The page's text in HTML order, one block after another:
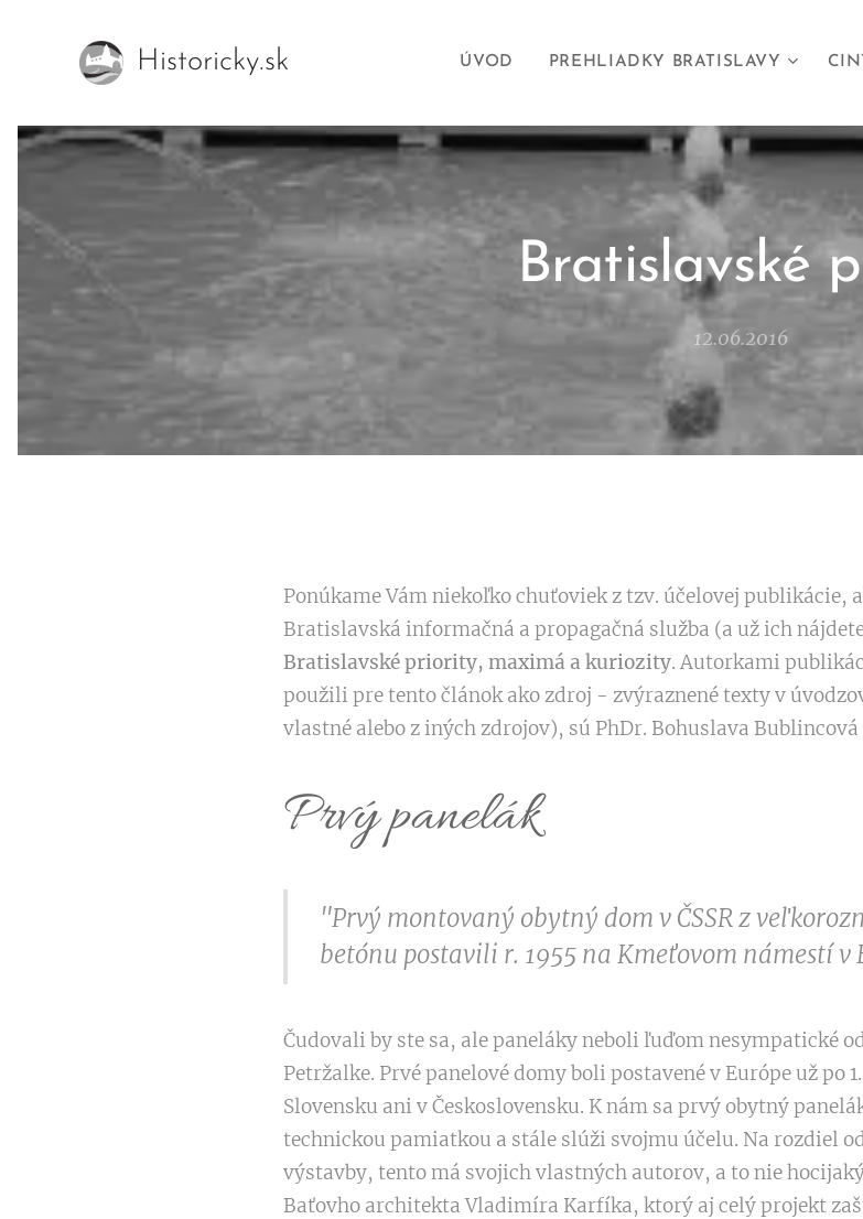
Historicky.sk ÚVOD PREHLIADKY BRATISLAVY
Bratislavské
12.06.2016
Ponúkame Vám niekoľko chuťoviek z tzv. účelovej publikácie,
Bratislavská informačná a propagačná služba (a už ich
Bratislavské priority, maximá a kuriozity. Autorkami
použili pre tento článok ako zdroj - zvýraznené texty v
vlastné alebo z iných zdrojov), sú PhDr. Bohuslava Bublincová
Prvý panelák
"Prvý montovaný obytný dom v ČSSR z
betónu postavili r. 1955 na Kmeťovom námestí v
Čudovali by ste sa, ale paneláky neboli ľuďom nesympatické
Petržalke. Prvé panelové domy boli postavené v Európe už po
Slovensku ani v Československu. K nám sa prvý obytný
technickou pamiatkou a stále slúži svojmu účelu. Na rozdiel
výstavby, tento má svojich vlastných autorov, a to nie
Baťovho architekta Vladimíra Karfíka, ktorý aj celý projekt